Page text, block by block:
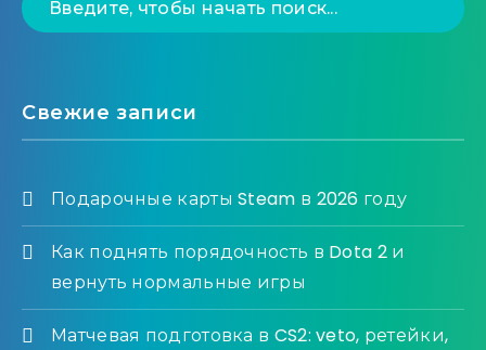
Свежие записи
Подарочные карты Steam в 2026 году
Как поднять порядочность в Dota 2 и
вернуть нормальные игры
Матчевая подготовка в CS2: veto, ретейки,